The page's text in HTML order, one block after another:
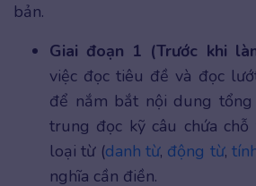
bản.
Giai đoạn 1 (Trước khi
việc đọc tiêu đề và đọc
để nắm bắt nội dung
trung đọc kỹ câu chứa
loại từ (danh từ, động từ,
nghĩa cần điền.